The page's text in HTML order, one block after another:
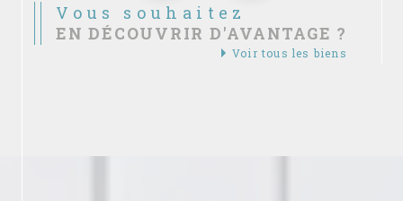
Vous souhaitez
EN DÉCOUVRIR D'AVANTAGE ?
Voir tous les biens